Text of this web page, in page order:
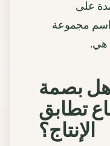
على
اسم مجموعة
هي.
6 — هل بصمة
تطابق
الإنتاج؟